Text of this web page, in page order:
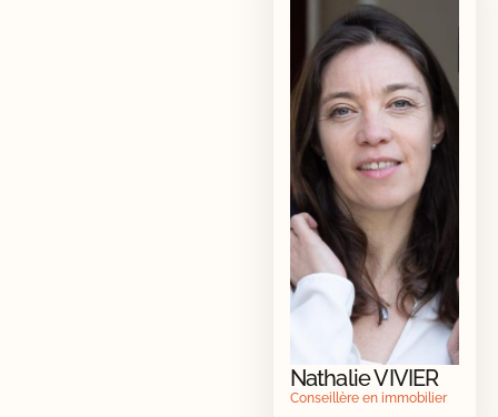
Nathalie VIVIER
Conseillère en immobilier